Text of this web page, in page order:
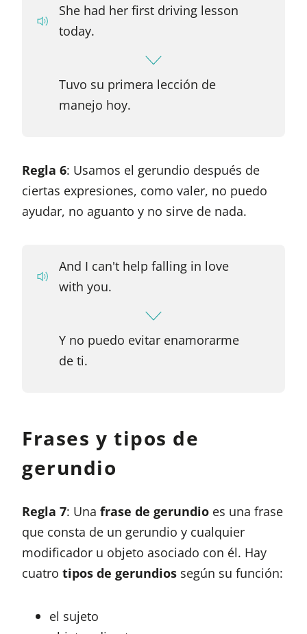
She had her first driving lesson
today.
Tuvo su primera lección de
manejo hoy.
Regla 6: Usamos el gerundio después de
ciertas expresiones, como valer, no puedo
ayudar, no aguanto y no sirve de nada.
And I can't help falling in love
with you.
Y no puedo evitar enamorarme
de ti.
Frases y tipos de
gerundio
Regla 7: Una frase de gerundio es una frase
que consta de un gerundio y cualquier
modificador u objeto asociado con él. Hay
cuatro tipos de gerundios según su función:
el sujeto